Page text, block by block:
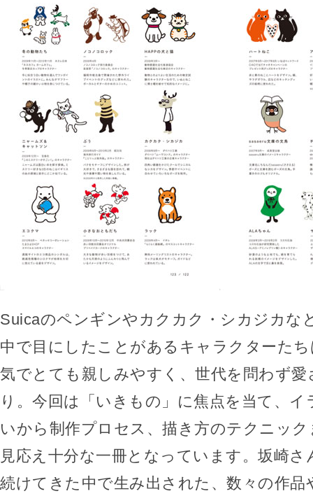
Suicaのペンギンやカクカク・シカジカな
中で目にしたことがあるキャラクターた
気でとても親しみやすく、世代を問わず愛
り。今回は「いきもの」に焦点を当て、
いから制作プロセス、描き方のテクニッ
見応え十分な一冊となっています。坂崎さ
続けてきた中で生み出された、数々の作品